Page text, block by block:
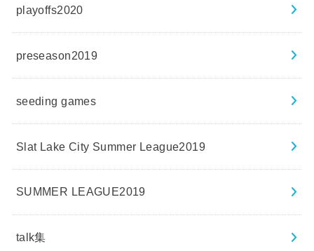
playoffs2020
preseason2019
seeding games
Slat Lake City Summer League2019
SUMMER LEAGUE2019
talk集